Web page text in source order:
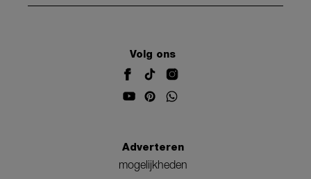
Volg ons
Adverteren
mogelijkheden